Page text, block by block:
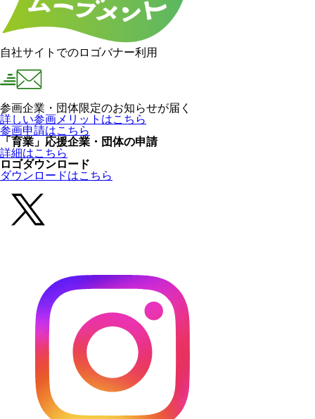
自社サイトでのロゴバナー利用
参画企業・団体限定のお知らせが届く
詳しい参画メリットはこちら
参画申請はこちら
「育業」応援企業・団体の申請
詳細はこちら
ロゴダウンロード
ダウンロードはこちら